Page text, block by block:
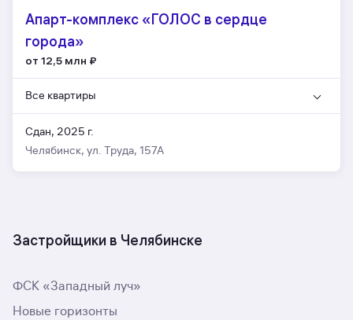
Апарт-комплекс «ГОЛОС в сердце
города»
от 12,5 млн ₽
Все квартиры
Сдан, 2025 г.
Челябинск, ул. Труда, 157А
Застройщики в Челябинске
ФСК «Западный луч»
Новые горизонты